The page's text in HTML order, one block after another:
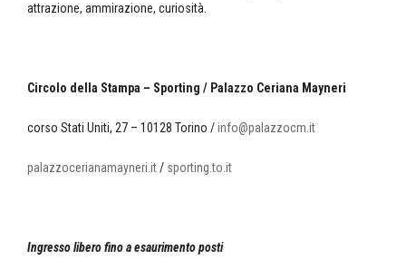
attrazione, ammirazione, curiosità.
Circolo della Stampa – Sporting / Palazzo Ceriana Mayneri
corso Stati Uniti, 27 – 10128 Torino /info@palazzocm.it
palazzocerianamayneri.it/ sporting.to.it
Ingresso libero fino a esaurimento posti